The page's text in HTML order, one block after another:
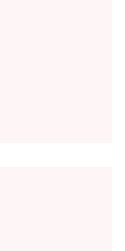
未開封シュリンク付き